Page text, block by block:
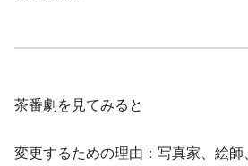
茶番劇を見てみると
変更するための理由：写真家、絵師